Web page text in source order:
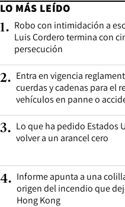
LO MÁS LEÍDO
1. Robo con intimidación a
Luis Cordero termina con
persecución
2. Entra en vigencia
cuerdas y cadenas para el
vehículos en panne o
3. Lo que ha pedido Estados
volver a un arancel cero
4. Informe apunta a una
origen del incendio que
Hong Kong